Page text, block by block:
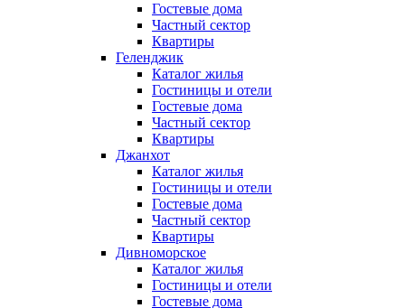
Гостевые дома
Частный сектор
Квартиры
Геленджик
Каталог жилья
Гостиницы и отели
Гостевые дома
Частный сектор
Квартиры
Джанхот
Каталог жилья
Гостиницы и отели
Гостевые дома
Частный сектор
Квартиры
Дивноморское
Каталог жилья
Гостиницы и отели
Гостевые дома